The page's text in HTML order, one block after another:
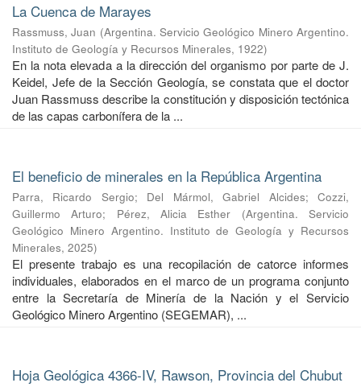
La Cuenca de Marayes
Rassmuss, Juan (Argentina. Servicio Geológico Minero Argentino.
Instituto de Geología y Recursos Minerales, 1922)
En la nota elevada a la dirección del organismo por parte de J.
Keidel, Jefe de la Sección Geología, se constata que el doctor
Juan Rassmuss describe la constitución y disposición tectónica
de las capas carbonífera de la ...
El beneficio de minerales en la República Argentina
Parra, Ricardo Sergio; Del Mármol, Gabriel Alcides;Cozzi,
Guillermo Arturo; Pérez, Alicia Esther (Argentina. Servicio
Geológico Minero Argentino. Instituto de Geología y Recursos
Minerales, 2025)
El presente trabajo es una recopilación de catorce informes
individuales, elaborados en el marco de un programa conjunto
entre la Secretaría de Minería de la Nación y el Servicio
Geológico Minero Argentino (SEGEMAR), ...
Hoja Geológica 4366-IV, Rawson, Provincia del Chubut